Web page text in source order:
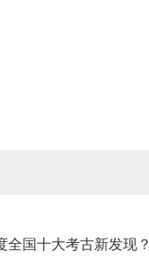
全国十大考古新发现？